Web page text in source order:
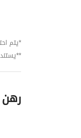
*يتم